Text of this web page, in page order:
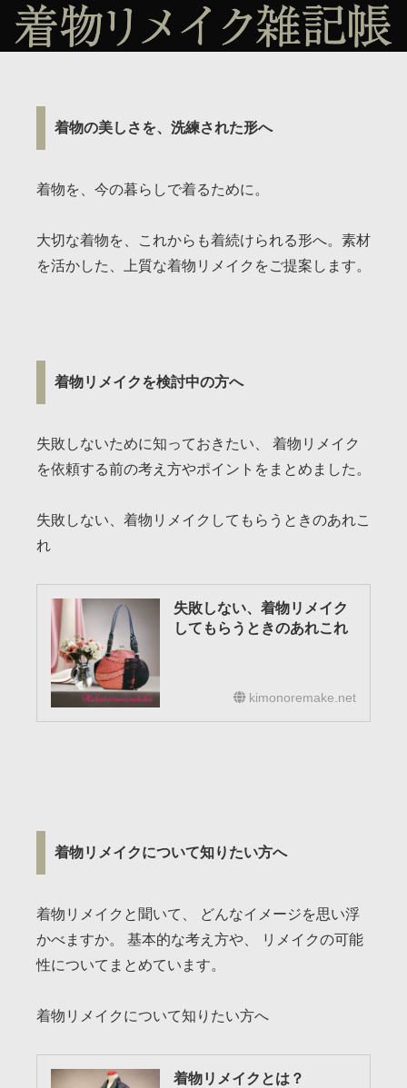
着物の美しさを、洗練された形へ
着物を、今の暮らしで着るために。
大切な着物を、これからも着続けられる形へ。素材
を活かした、上質な着物リメイクをご提案します。
着物リメイクを検討中の方へ
失敗しないために知っておきたい、 着物リメイク
を依頼する前の考え方やポイントをまとめました。
失敗しない、着物リメイクしてもらうときのあれこ
れ
失敗しない、着物リメイク
してもらうときのあれこれ
kimonoremake.net
着物リメイクについて知りたい方へ
着物リメイクと聞いて、 どんなイメージを思い浮
かべますか。 基本的な考え方や、 リメイクの可能
性についてまとめています。
着物リメイクについて知りたい方へ
着物リメイクとは？